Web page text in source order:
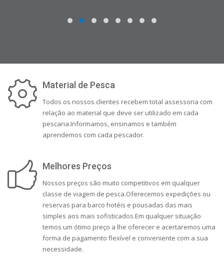
Material de Pesca
Todos os nossos clientes recebem total assessoria com
relação ao material que deve ser utilizado em cada
pescaria.Informamos, ensinamos e também
aprendemos com cada pescador.
Melhores Preços
Nossos preços são muito competitivos em qualquer
classe de viagem de pesca.Oferecemos expedições ou
reservas para barco hotéis e pousadas das mais
simples aos mais sofisticados.Em qualquer situação
temos um ótimo preço a lhe oferecer e acertaremos uma
forma de pagamento flexível e conveniente com a sua
necessidade.